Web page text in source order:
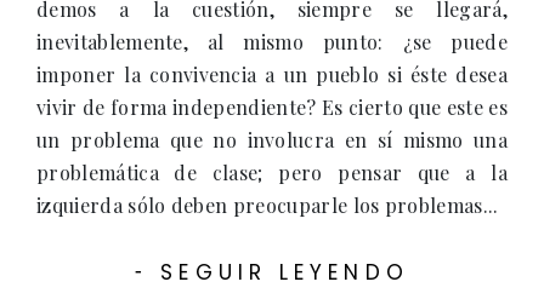
demos a la cuestión, siempre se llegará,
inevitablemente, al mismo punto: ¿se puede
imponer la convivencia a un pueblo si éste desea
vivir de forma independiente? Es cierto que este es
un problema que no involucra en sí mismo una
problemática de clase; pero pensar que a la
izquierda sólo deben preocuparle los problemas...
- SEGUIR LEYENDO